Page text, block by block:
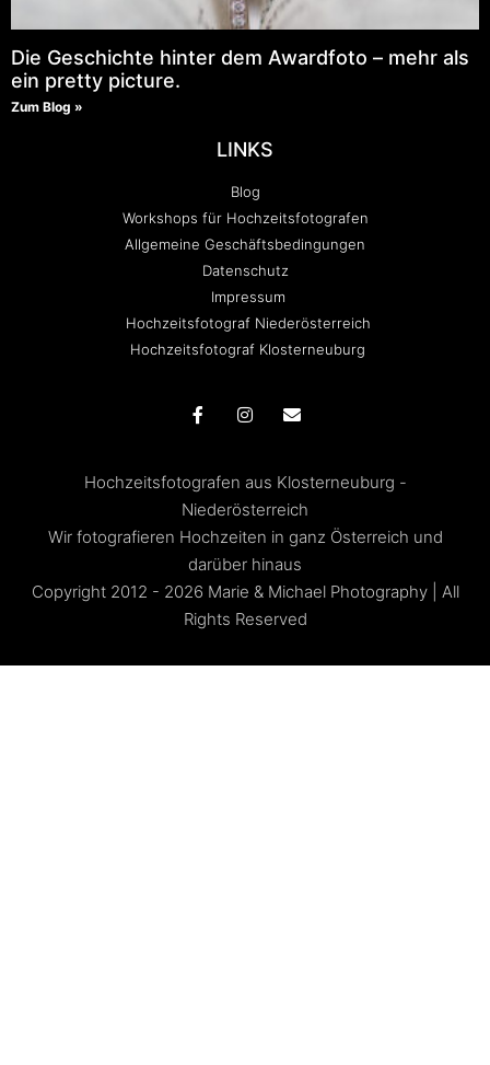
Die Geschichte hinter dem Awardfoto – mehr als
ein pretty picture.
Zum Blog »
LINKS
Blog
Workshops für Hochzeitsfotografen
Allgemeine Geschäftsbedingungen
Datenschutz
Impressum
Hochzeitsfotograf Niederösterreich
Hochzeitsfotograf Klosterneuburg
Hochzeitsfotografen aus Klosterneuburg -
Niederösterreich
Wir fotografieren Hochzeiten in ganz Österreich und
darüber hinaus
Copyright 2012 - 2026 Marie & Michael Photography | All
Rights Reserved